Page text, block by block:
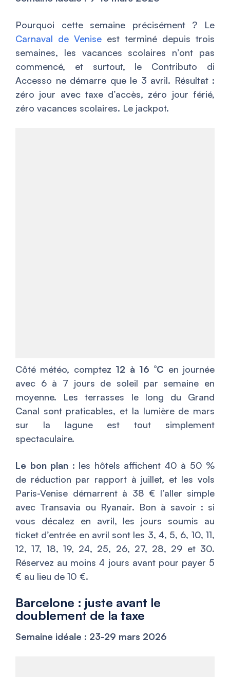
Pourquoi cette semaine précisément ? Le
Carnaval de Venise est terminé depuis trois
semaines, les vacances scolaires n’ont pas
commencé, et surtout, le Contributo di
Accesso ne démarre que le 3 avril. Résultat :
zéro jour avec taxe d’accès, zéro jour férié,
zéro vacances scolaires. Le jackpot.
Côté météo, comptez 12 à 16 °C en journée
avec 6 à 7 jours de soleil par semaine en
moyenne. Les terrasses le long du Grand
Canal sont praticables, et la lumière de mars
sur la lagune est tout simplement
spectaculaire.
Le bon plan : les hôtels affichent 40 à 50 %
de réduction par rapport à juillet, et les vols
Paris-Venise démarrent à 38 € l’aller simple
avec Transavia ou Ryanair. Bon à savoir : si
vous décalez en avril, les jours soumis au
ticket d’entrée en avril sont les 3, 4, 5, 6, 10, 11,
12, 17, 18, 19, 24, 25, 26, 27, 28, 29 et 30.
Réservez au moins 4 jours avant pour payer 5
€ au lieu de 10 €.
Barcelone : juste avant le
doublement de la taxe
Semaine idéale : 23-29 mars 2026